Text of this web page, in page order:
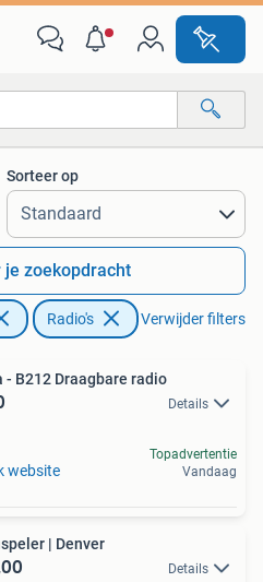
Sorteer op
je zoekopdracht
Radio's Verwijder filters
- B212 Draagbare radio
Details
website
Topadvertentie
Vandaag
| Denver
Details